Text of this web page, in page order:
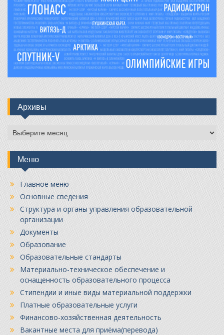
Архивы
Архивы
Меню
Главное меню
Основные сведения
Структура и органы управления образовательной
организации
Документы
Образование
Образовательные стандарты
Материально-техническое обеспечение и
оснащенность образовательного процесса
Стипендии и иные виды материальной поддержки
Платные образовательные услуги
Финансово-хозяйственная деятельность
Вакантные места для приёма(перевода)